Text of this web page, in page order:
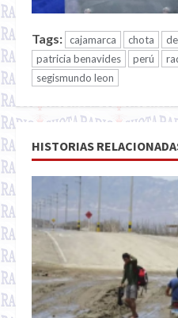
Tags: cajamarca chota
patricia benavides
perú
segismundo leon
HISTORIAS